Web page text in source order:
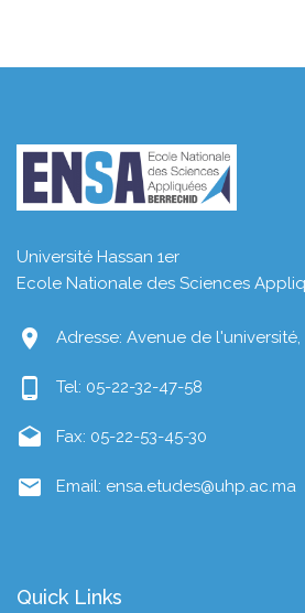
Université Hassan 1er
Ecole Nationale des Sciences
location_on Adresse: Avenue de l'université,
phone_android Tel: 05-22-32-47-58
drafts Fax: 05-22-53-45-30
mail Email: ensa.etudes@uhp.ac.ma
Quick Links